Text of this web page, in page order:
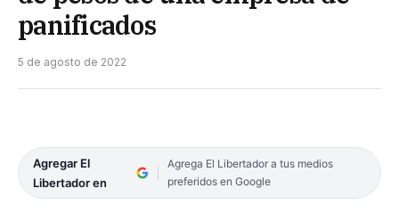
panificados
5 de agosto de 2022
Agregar El
Libertador en
Agrega El Libertador a tus medios
preferidos en Google